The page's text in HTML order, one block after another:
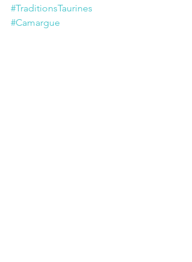
#TraditionsTaurines
#Camargue